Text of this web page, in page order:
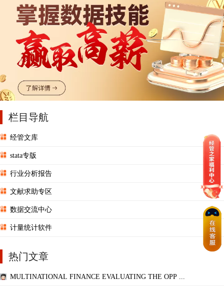
栏目导航
经管文库
stata专版
行业分析报告
文献求助专区
数据交流中心
计量统计软件
热门文章
MULTINATIONAL FINANCE EVALUATING THE OPP ...